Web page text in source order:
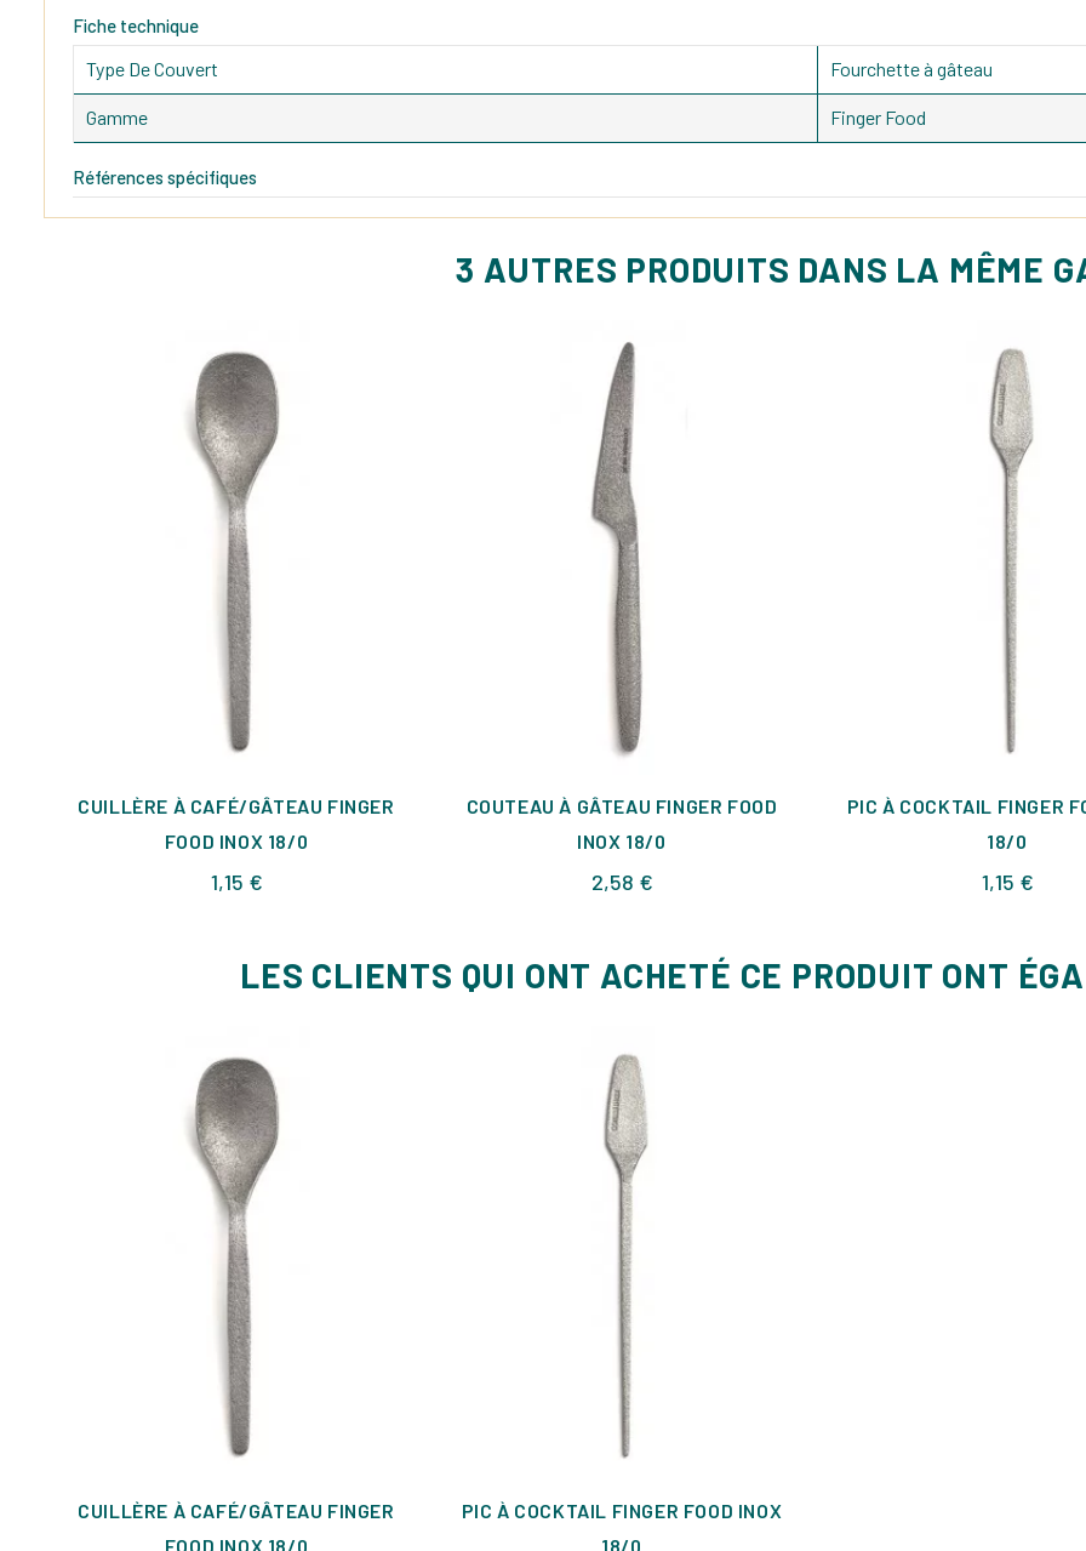
Fiche technique
Type De Couvert Fourchette à gâteau
Gamme Finger Food
Références spécifiques
3 AUTRES PRODUITS DANS LA MÊME
CUILLÈRE À CAFÉ/GÂTEAU FINGER
FOOD INOX 18/0
1,15 €Prix
COUTEAU À GÂTEAU FINGER FOOD
INOX 18/0
2,58 €Prix
PIC À COCKTAIL FINGER
18/0
1,15 €Prix
LES CLIENTS QUI ONT ACHETÉ CE PRODUIT ONT
CUILLÈRE À CAFÉ/GÂTEAU FINGER
FOOD INOX 18/0
PIC À COCKTAIL FINGER FOOD INOX
18/0